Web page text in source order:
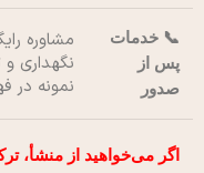
📞 خدمات
پس از
صدور
مشاوره
نگهداری
نمونه در
اگر می‌خواهید از منشأ،